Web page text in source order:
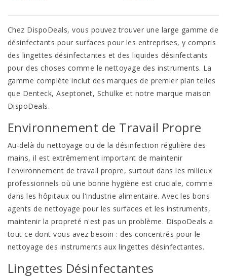
Chez DispoDeals, vous pouvez trouver une large gamme de
désinfectants pour surfaces pour les entreprises, y compris
des lingettes désinfectantes et des liquides désinfectants
pour des choses comme le nettoyage des instruments. La
gamme complète inclut des marques de premier plan telles
que Denteck, Aseptonet, Schülke et notre marque maison
DispoDeals.
Environnement de Travail Propre
Au-delà du nettoyage ou de la désinfection régulière des
mains, il est extrêmement important de maintenir
l'environnement de travail propre, surtout dans les milieux
professionnels où une bonne hygiène est cruciale, comme
dans les hôpitaux ou l'industrie alimentaire. Avec les bons
agents de nettoyage pour les surfaces et les instruments,
maintenir la propreté n'est pas un problème. DispoDeals a
tout ce dont vous avez besoin : des concentrés pour le
nettoyage des instruments aux lingettes désinfectantes.
Lingettes Désinfectantes